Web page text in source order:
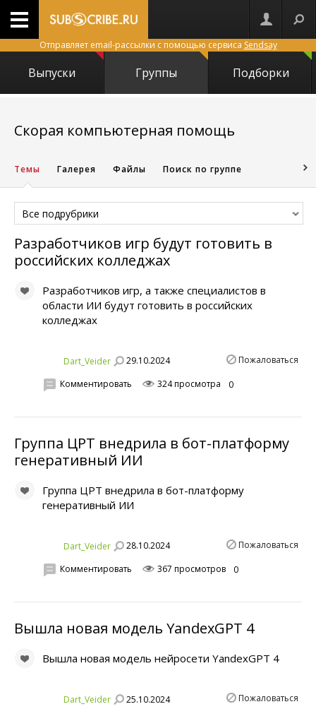
Отправляет email-рассылки с помощью сервиса Sendsay
Выпуски Группы Подборки
Скорая компьютерная помощь
Темы Галерея Файлы Поиск по группе
Все подрубрики
Разработчиков игр будут готовить в
российских колледжах
Разработчиков игр, а также специалистов в
области ИИ будут готовить в российских
колледжах
Dart_Veider 29.10.2024 Пожаловаться
Комментировать 324 просмотра 0
Группа ЦРТ внедрила в бот-платформу
генеративный ИИ
Группа ЦРТ внедрила в бот-платформу
генеративный ИИ
Dart_Veider 28.10.2024 Пожаловаться
Комментировать 367 просмотров 0
Вышла новая модель YandexGPT 4
Вышла новая модель нейросети YandexGPT 4
Dart_Veider 25.10.2024 Пожаловаться